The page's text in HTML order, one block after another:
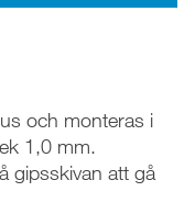
och monteras i
1,0 mm.
gips­skivan­ att gå